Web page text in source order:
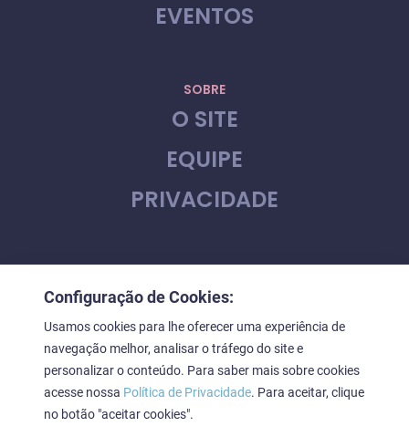
EVENTOS
SOBRE
O SITE
EQUIPE
PRIVACIDADE
FALE CONOSCO
Downstage © 2023. Todos os direitos reservados
Configuração de Cookies:
Usamos cookies para lhe oferecer uma experiência de
navegação melhor, analisar o tráfego do site e
personalizar o conteúdo. Para saber mais sobre cookies
acesse nossa Política de Privacidade. Para aceitar, clique
no botão "aceitar cookies".